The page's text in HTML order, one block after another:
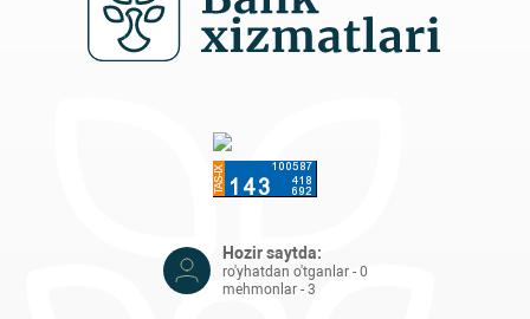
Hozir saytda:
ro'yhatdan o'tganlar - 0
mehmonlar - 3